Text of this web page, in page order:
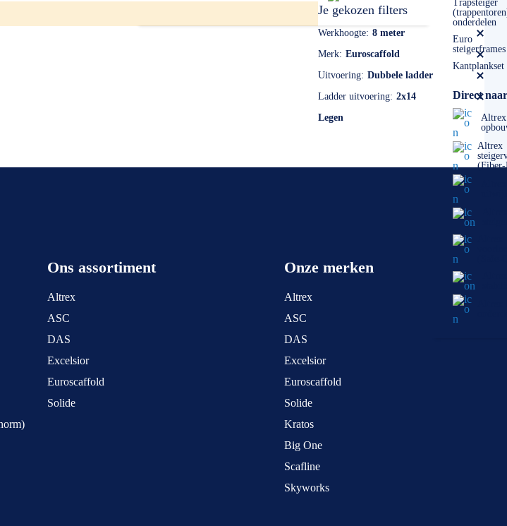
Trapsteiger
onderdelen
Euro
steigerframes
Kantplankset
Direct
Altrex
Altrex
0511-402564. Een mail sturen is ook mogelijk. Dat kan naar: info@laddersenrolsteigers.nl
Je gekozen filters
Werkhoogte
8 meter
Merk
Euroscaffold
Uitvoering
Dubbele ladder
Ladder uitvoering
2x14
Legen
Ons assortiment
Altrex
ASC
DAS
Excelsior
Euroscaffold
Solide
Onze merken
Altrex
ASC
DAS
Excelsior
Euroscaffold
Solide
Kratos
Big One
Scafline
Skyworks